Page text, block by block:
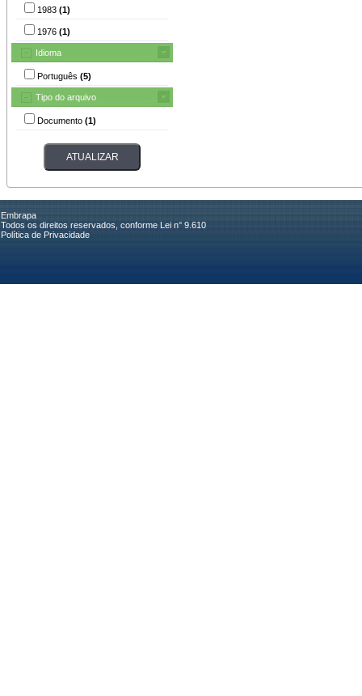
1983 (1)
1976 (1)
Idioma
Português (5)
Tipo do arquivo
Documento (1)
Embrapa
Todos os direitos reservados, conforme Lei n° 9.610
Política de Privacidade